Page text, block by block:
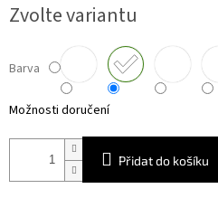
cena:
Zvolte variantu
Barva
Možnosti doručení
Přidat do košíku